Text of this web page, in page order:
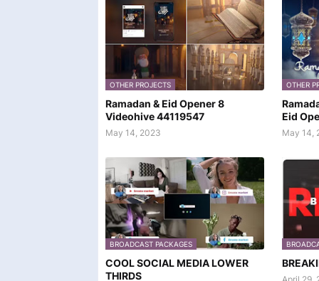
OTHER PROJECTS
Ramadan & Eid Opener 8
Videohive 44119547
May 14, 2023
OTHER
Eid
May 14,
BROADCAST PACKAGES
COOL SOCIAL MEDIA LOWER
THIRDS